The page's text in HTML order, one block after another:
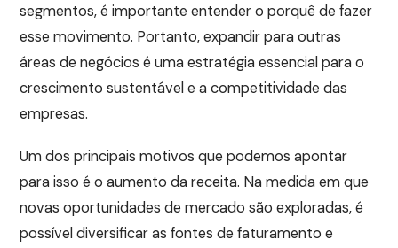
segmentos, é importante entender o porquê de fazer
esse movimento. Portanto, expandir para outras
áreas de negócios é uma estratégia essencial para o
crescimento sustentável e a competitividade das
empresas.
Um dos principais motivos que podemos apontar
para isso é o aumento da receita. Na medida em que
novas oportunidades de mercado são exploradas, é
possível diversificar as fontes de faturamento e